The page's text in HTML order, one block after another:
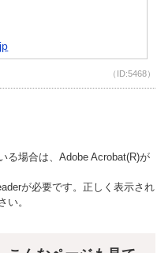
（ID:5468）
る場合は、Adobe Acrobat(R)が
が必要です。正しく表示され
い。